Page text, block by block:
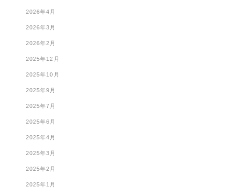
2026年4月
2026年3月
2026年2月
2025年12月
2025年10月
2025年9月
2025年7月
2025年6月
2025年4月
2025年3月
2025年2月
2025年1月